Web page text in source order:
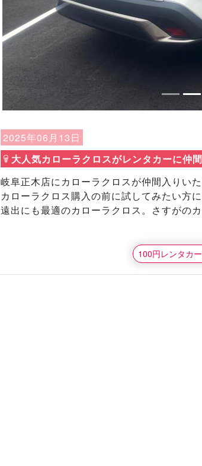
2025年06月13日
大人気カローラクロスがレンタカーに仲
岐阜正木店にカローラクロスが仲間入りいた
カローラクロス購入の前に試してみたい方
遠出にも最適のカローラクロス。さすがのカ
100円レンタカ